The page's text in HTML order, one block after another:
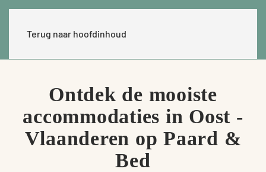
Terug naar hoofdinhoud
Ontdek de mooiste
accommodaties in Oost -
Vlaanderen op Paard &
Bed